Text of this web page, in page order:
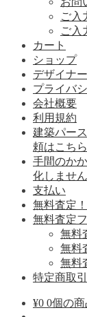
ご入
ご入
カート
ショップ
デザイナ
プライバ
会社概要
利用規約
建築パー
頼はこち
手間のか
化しませ
支払い
無料査定
無料査定
無料
無料
無料
特定商取
¥0 0個の商